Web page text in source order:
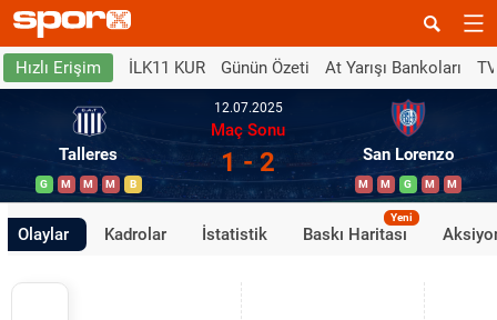
Hızlı Erişim İLK11 KUR Günün Özeti At Yarışı Bankoları
Talleres
G M M M B
12.07.2025
Maç Sonu
1 - 2 San Lorenzo
M M G M M
Olaylar Kadrolar İstatistik Baskı Haritası
Yeni